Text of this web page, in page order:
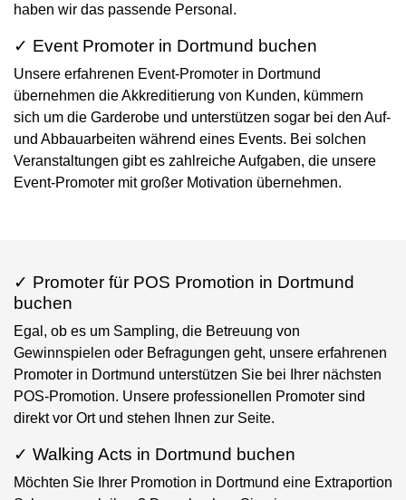
haben wir das passende Personal.
✓ Event Promoter in Dortmund buchen
Unsere erfahrenen Event-Promoter in Dortmund
übernehmen die Akkreditierung von Kunden, kümmern
sich um die Garderobe und unterstützen sogar bei den Auf-
und Abbauarbeiten während eines Events. Bei solchen
Veranstaltungen gibt es zahlreiche Aufgaben, die unsere
Event-Promoter mit großer Motivation übernehmen.
✓ Promoter für POS Promotion in Dortmund
buchen
Egal, ob es um Sampling, die Betreuung von
Gewinnspielen oder Befragungen geht, unsere erfahrenen
Promoter in Dortmund unterstützen Sie bei Ihrer nächsten
POS-Promotion. Unsere professionellen Promoter sind
direkt vor Ort und stehen Ihnen zur Seite.
✓ Walking Acts in Dortmund buchen
Möchten Sie Ihrer Promotion in Dortmund eine Extraportion